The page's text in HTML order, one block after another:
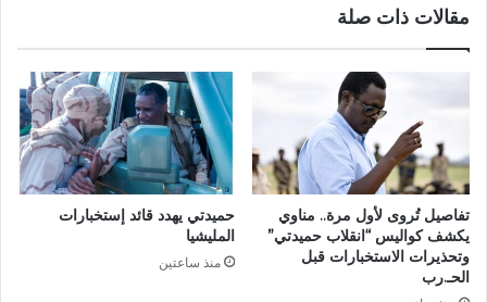
مقالات ذات صلة
تفاصيل تُروى لأول مرة.. مناوي
يكشف كواليس “انقلاب حميدتي”
وتحذيرات الاستخبارات قبل
الحـ.رب
حميدتي يهدد قائد إستخبارات
المليشيا
منذ ساعتين